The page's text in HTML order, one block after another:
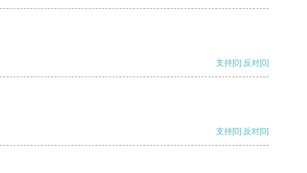
支持[0] 反对[0]
支持[0] 反对[0]